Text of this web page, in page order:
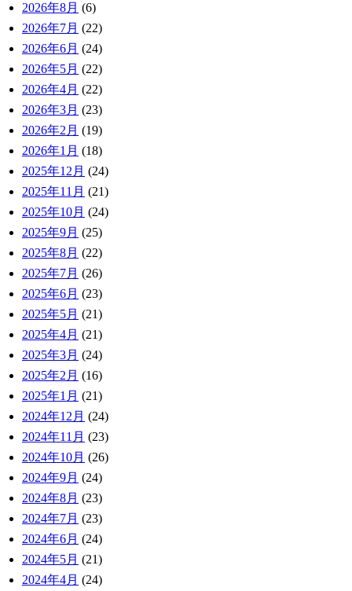
2026年8月 (6)
2026年7月 (22)
2026年6月 (24)
2026年5月 (22)
2026年4月 (22)
2026年3月 (23)
2026年2月 (19)
2026年1月 (18)
2025年12月 (24)
2025年11月 (21)
2025年10月 (24)
2025年9月 (25)
2025年8月 (22)
2025年7月 (26)
2025年6月 (23)
2025年5月 (21)
2025年4月 (21)
2025年3月 (24)
2025年2月 (16)
2025年1月 (21)
2024年12月 (24)
2024年11月 (23)
2024年10月 (26)
2024年9月 (24)
2024年8月 (23)
2024年7月 (23)
2024年6月 (24)
2024年5月 (21)
2024年4月 (24)